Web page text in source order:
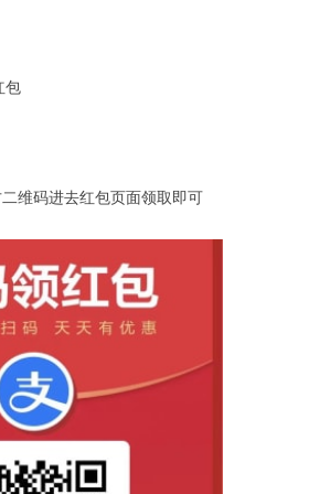
包
维码进去红包页面领取即可